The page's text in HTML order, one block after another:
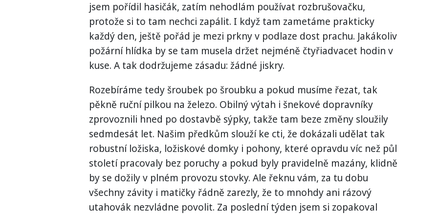
jsem pořídil hasičák, zatím nehodlám používat rozbrušovačku,
protože si to tam nechci zapálit. I když tam zametáme prakticky
každý den, ještě pořád je mezi prkny v podlaze dost prachu. Jakákoliv
požární hlídka by se tam musela držet nejméně čtyřiadvacet hodin v
kuse. A tak dodržujeme zásadu: žádné jiskry.
Rozebíráme tedy šroubek po šroubku a pokud musíme řezat, tak
pěkně ruční pilkou na železo. Obilný výtah i šnekové dopravníky
zprovoznili hned po dostavbě sýpky, takže tam beze změny sloužily
sedmdesát let. Našim předkům slouží ke cti, že dokázali udělat tak
robustní ložiska, ložiskové domky i pohony, které opravdu víc než půl
století pracovaly bez poruchy a pokud byly pravidelně mazány, klidně
by se dožily v plném provozu stovky. Ale řeknu vám, za tu dobu
všechny závity i matičky řádně zarezly, že to mnohdy ani rázový
utahovák nezvládne povolit. Za poslední týden jsem si zopakoval